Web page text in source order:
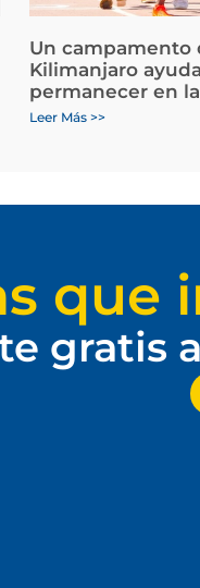
Un campamento
Kilimanjaro
permanecer en
Leer Más >>
que
gratis